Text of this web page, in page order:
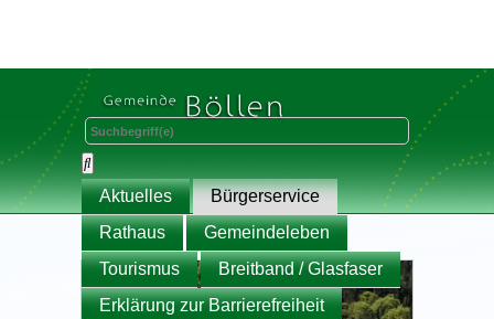
Aktuelles
Bürgerservice
Rathaus
Gemeindeleben
Tourismus
Breitband / Glasfaser
Erklärung zur Barrierefreiheit